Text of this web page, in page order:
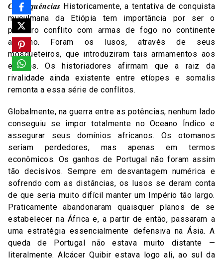
Consequências Historicamente, a tentativa de conquista
muçulmana da Etiópia tem importância por ser o
primeiro conflito com armas de fogo no continente
africano. Foram os lusos, através de seus
mosqueteiros, que introduziram tais armamentos aos
etíopes. Os historiadores afirmam que a raiz da
rivalidade ainda existente entre etíopes e somalis
remonta a essa série de conflitos.
Globalmente, na guerra entre as potências, nenhum lado
conseguiu se impor totalmente no Oceano Índico e
assegurar seus domínios africanos. Os otomanos
seriam perdedores, mas apenas em termos
econômicos. Os ganhos de Portugal não foram assim
tão decisivos. Sempre em desvantagem numérica e
sofrendo com as distâncias, os lusos se deram conta
de que seria muito difícil manter um Império tão largo.
Praticamente abandonaram quaisquer planos de se
estabelecer na África e, a partir de então, passaram a
uma estratégia essencialmente defensiva na Ásia. A
queda de Portugal não estava muito distante —
literalmente. Alcácer Quibir estava logo ali, ao sul da